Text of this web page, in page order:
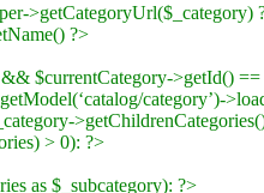
>getCategoryUrl($_category)
?>
$currentCategory->getId()
category’)-
> 0): ?>
as $_subcategory): ?>